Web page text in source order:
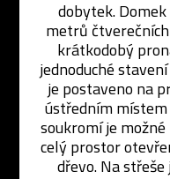
dobytek.
metrů
krátkodobý
jednoduché
je postaveno na
ústředním
soukromí je
celý prostor
dřevo. Na